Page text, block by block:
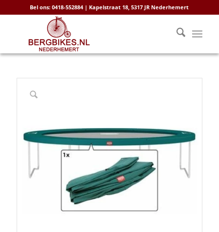
Bel ons: 0418-552884 | Kapelstraat 18, 5317 JR Nederhemert